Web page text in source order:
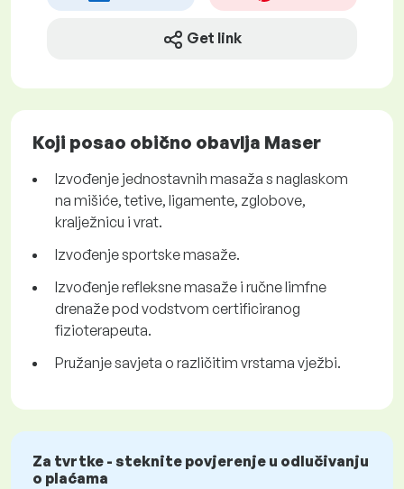
Get link
Koji posao obično obavlja Maser
Izvođenje jednostavnih masaža s naglaskom
na mišiće, tetive, ligamente, zglobove,
kralježnicu i vrat.
Izvođenje sportske masaže.
Izvođenje refleksne masaže i ručne limfne
drenaže pod vodstvom certificiranog
fizioterapeuta.
Pružanje savjeta o različitim vrstama vježbi.
Za tvrtke - steknite povjerenje u odlučivanju
o plaćama